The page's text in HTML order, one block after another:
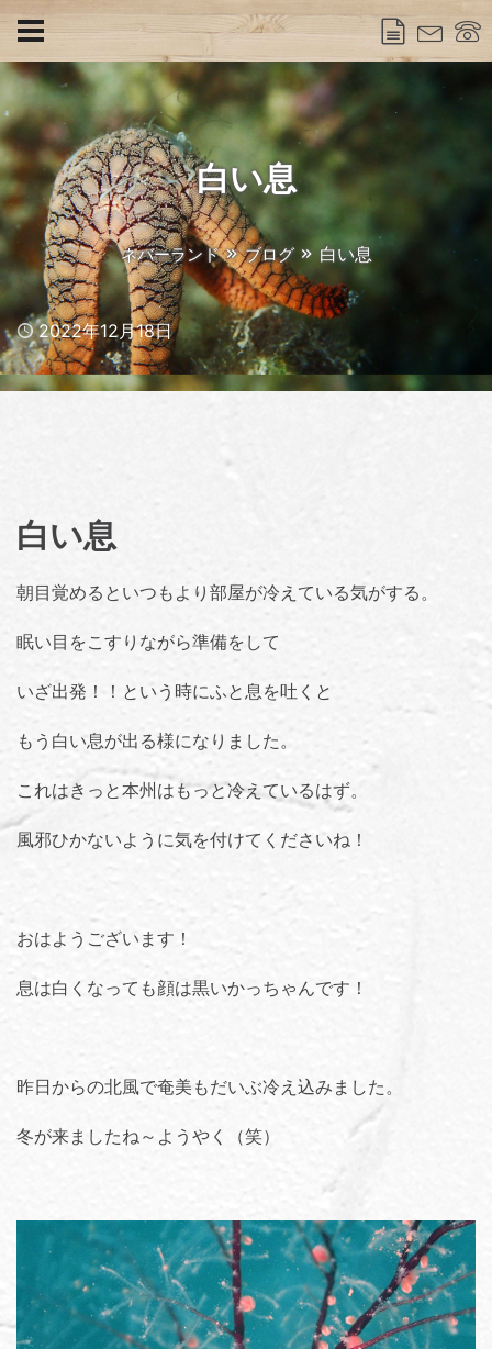
白い息
ネバーランド ブログ 白い息
Published
2022年12月18日
白い息
朝目覚めるといつもより部屋が冷えている気がする。
眠い目をこすりながら準備をして
いざ出発！！という時にふと息を吐くと
もう白い息が出る様になりました。
これはきっと本州はもっと冷えているはず。
風邪ひかないように気を付けてくださいね！
おはようございます！
息は白くなっても顔は黒いかっちゃんです！
昨日からの北風で奄美もだいぶ冷え込みました。
冬が来ましたね～ようやく（笑）